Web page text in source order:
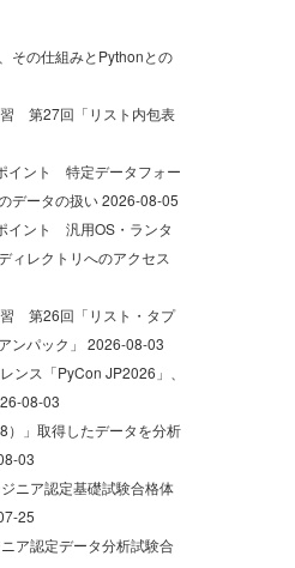
その仕組みとPythonとの
第27回「リスト内包表
イント 特定データフォー
データの扱い2026-08-05
イント 汎用OS・ランタ
ィレクトリへのアクセス
第26回「リスト・タプ
ンパック」 2026-08-03
ンス「PyCon JP2026」、
08-03
）」取得したデータを分析
03
ニア認定基礎試験合格体
25
ア認定データ分析試験合